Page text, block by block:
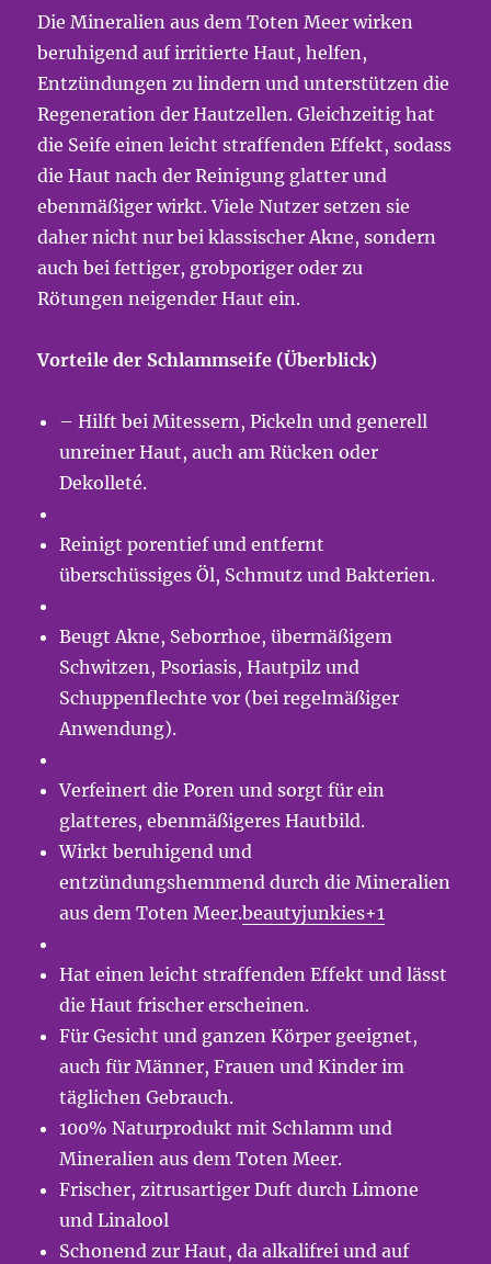
Die Mineralien aus dem Toten Meer wirken
beruhigend auf irritierte Haut, helfen,
Entzündungen zu lindern und unterstützen die
Regeneration der Hautzellen. Gleichzeitig hat
die Seife einen leicht straffenden Effekt, sodass
die Haut nach der Reinigung glatter und
ebenmäßiger wirkt. Viele Nutzer setzen sie
daher nicht nur bei klassischer Akne, sondern
auch bei fettiger, grobporiger oder zu
Rötungen neigender Haut ein.
Vorteile der Schlammseife (Überblick)
– Hilft bei Mitessern, Pickeln und generell
unreiner Haut, auch am Rücken oder
Dekolleté.
Reinigt porentief und entfernt
überschüssiges Öl, Schmutz und Bakterien.
Beugt Akne, Seborrhoe, übermäßigem
Schwitzen, Psoriasis, Hautpilz und
Schuppenflechte vor (bei regelmäßiger
Anwendung).
Verfeinert die Poren und sorgt für ein
glatteres, ebenmäßigeres Hautbild.
Wirkt beruhigend und
entzündungshemmend durch die Mineralien
aus dem Toten Meer.beautyjunkies+1
Hat einen leicht straffenden Effekt und lässt
die Haut frischer erscheinen.
Für Gesicht und ganzen Körper geeignet,
auch für Männer, Frauen und Kinder im
täglichen Gebrauch.
100% Naturprodukt mit Schlamm und
Mineralien aus dem Toten Meer.
Frischer, zitrusartiger Duft durch Limone
und Linalool
Schonend zur Haut, da alkalifrei und auf